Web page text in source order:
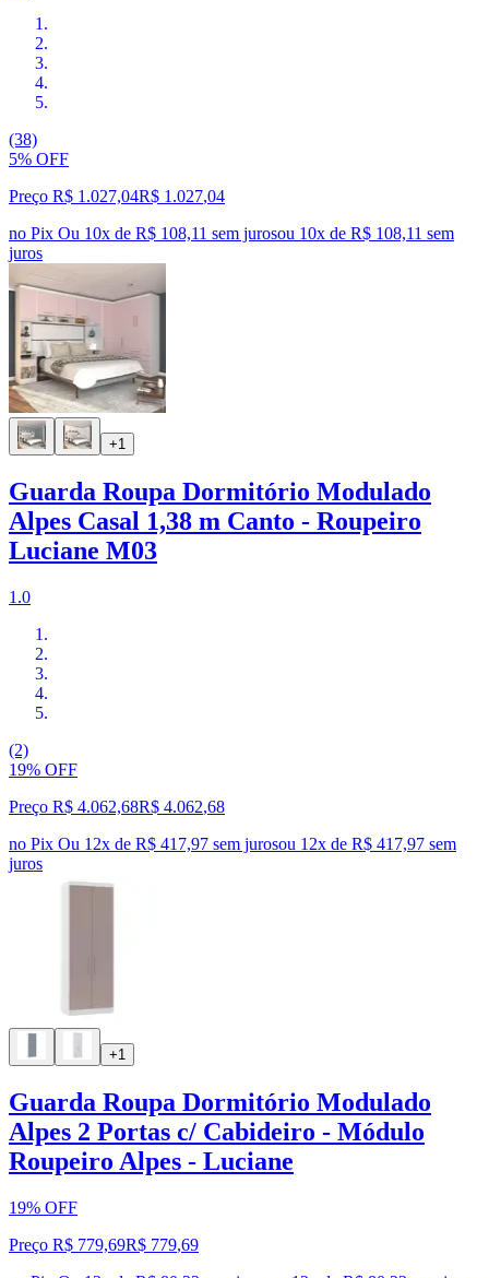
(38)
5% OFF
Preço R$ 1.027,04R$ 1.027,04
no Pix Ou 10x de R$ 108,11 sem jurosou 10x de R$ 108,11 sem
juros
+1
Guarda Roupa Dormitório Modulado
Alpes Casal 1,38 m Canto - Roupeiro
Luciane M03
1.0
(2)
19% OFF
Preço R$ 4.062,68R$ 4.062,68
no Pix Ou 12x de R$ 417,97 sem jurosou 12x de R$ 417,97 sem
juros
+1
Guarda Roupa Dormitório Modulado
Alpes 2 Portas c/ Cabideiro - Módulo
Roupeiro Alpes - Luciane
19% OFF
Preço R$ 779,69R$ 779,69